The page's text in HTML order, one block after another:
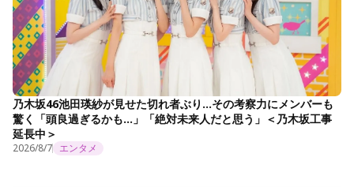
乃木坂46池田瑛紗が見せた切れ者ぶり…その考察力にメンバーも
驚く「頭良過ぎるかも…」「絶対未来人だと思う」＜乃木坂工事
延長中＞
2026/8/7 エンタメ